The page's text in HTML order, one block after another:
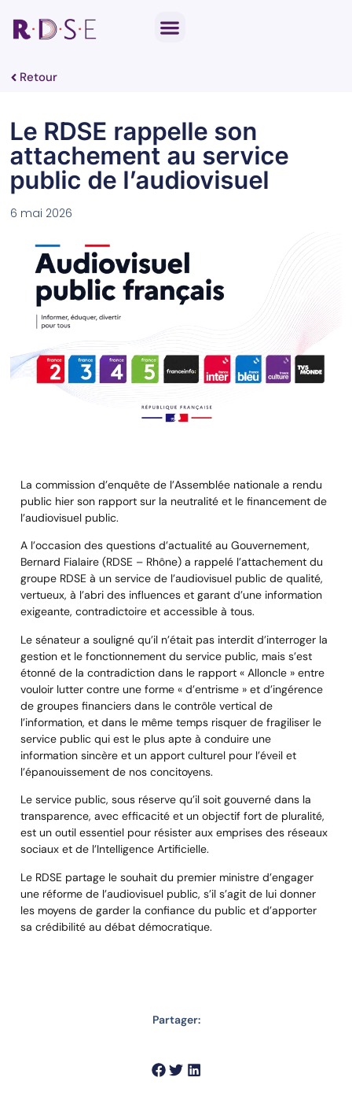
Retour
Le RDSE rappelle son
attachement au service
public de l’audiovisuel
6 mai 2026
La commission d’enquête de l’Assemblée nationale a rendu
public hier son rapport sur la neutralité et le financement de
l’audiovisuel public.
A l’occasion des questions d’actualité au Gouvernement,
Bernard Fialaire (RDSE – Rhône) a rappelé l’attachement du
groupe RDSE à un service de l’audiovisuel public de qualité,
vertueux, à l’abri des influences et garant d’une information
exigeante, contradictoire et accessible à tous.
Le sénateur a souligné qu’il n’était pas interdit d’interroger la
gestion et le fonctionnement du service public, mais s’est
étonné de la contradiction dans le rapport « Alloncle » entre
vouloir lutter contre une forme « d’entrisme » et d’ingérence
de groupes financiers dans le contrôle vertical de
l’information, et dans le même temps risquer de fragiliser le
service public qui est le plus apte à conduire une
information sincère et un apport culturel pour l’éveil et
l’épanouissement de nos concitoyens.
Le service public, sous réserve qu’il soit gouverné dans la
transparence, avec efficacité et un objectif fort de pluralité,
est un outil essentiel pour résister aux emprises des réseaux
sociaux et de l’Intelligence Artificielle.
Le RDSE partage le souhait du premier ministre d’engager
une réforme de l’audiovisuel public, s’il s’agit de lui donner
les moyens de garder la confiance du public et d’apporter
sa crédibilité au débat démocratique.
Partager: